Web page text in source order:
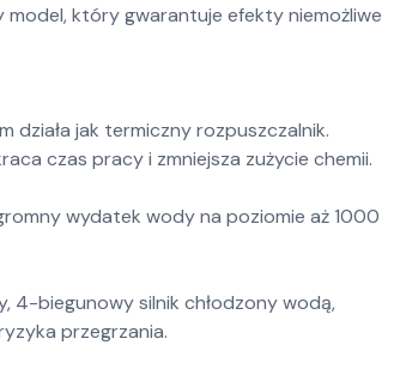
który gwarantuje efekty niemożliwe
działa jak termiczny rozpuszczalnik.
czas pracy i zmniejsza zużycie chemii.
wydatek wody na poziomie aż 1000
4-biegunowy silnik chłodzony wodą,
przegrzania.